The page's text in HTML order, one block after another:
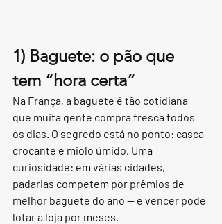
1) Baguete: o pão que
tem “hora certa”
Na França, a baguete é tão cotidiana
que muita gente compra fresca todos
os dias. O segredo está no ponto: casca
crocante e miolo úmido. Uma
curiosidade: em várias cidades,
padarias competem por prêmios de
melhor baguete do ano — e vencer pode
lotar a loja por meses.